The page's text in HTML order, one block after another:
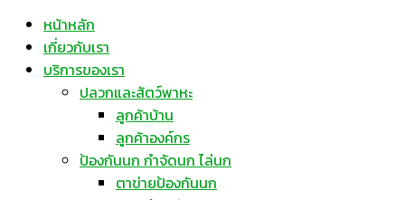
หน้าหลัก
เกี่ยวกับเรา
บริการของเรา
ปลวกและสัตว์พาหะ
ลูกค้าบ้าน
ลูกค้าองค์กร
ป้องกันนก กำจัดนก ไล่นก
ตาข่ายป้องกันนก